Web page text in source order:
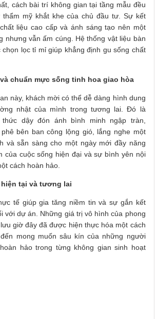
cách bài trí không gian tại tầng mẫu đều
thẩm mỹ khắt khe của chủ đầu tư. Sự kết
liệu cao cấp và ánh sáng tạo nên một
nhưng vẫn ấm cúng. Hệ thống vật liệu bàn
lọc tỉ mỉ giúp khẳng định gu sống chất
chuẩn mực sống tinh hoa giao hòa
này, khách mời có thể dễ dàng hình dung
nhật của mình trong tương lai. Đó là
thức dậy đón ánh bình minh ngập tràn,
bên ban công lộng gió, lắng nghe một
và sẵn sàng cho một ngày mới đầy năng
của cuộc sống hiện đại và sự bình yên nội
cách hoàn hảo.
tại và tương lai
tế giúp gia tăng niềm tin và sự gắn kết
với dự án. Những giá trị vô hình của phong
giờ đây đã được hiện thực hóa một cách
mong muốn sâu kín của những người
hảo trong từng không gian sinh hoạt